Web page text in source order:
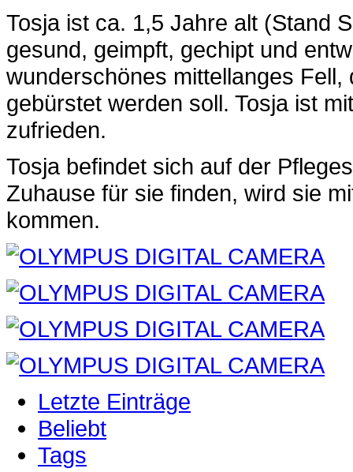
Tosja ist ca. 1,5 Jahre alt (Stand
gesund, geimpft, gechipt und
wunderschönes mittellanges
gebürstet werden soll. Tosja ist
zufrieden.
Tosja befindet sich auf der
Zuhause für sie finden, wird sie
kommen.
Letzte Einträge
Beliebt
Tags